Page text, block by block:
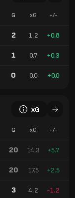
G xG +/-
2 1.2 +0.8
1 0.7 +0.3
0 0.0 +0.0
xG
G xG +/-
20 14.3 +5.7
20 17.5 +2.5
3 4.2 -1.2